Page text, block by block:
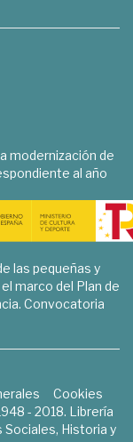
modernización de
al año
las pequeñas y
marco del Plan de
Convocatoria
Cookies
- 2018. Librería
Sociales, Historia y